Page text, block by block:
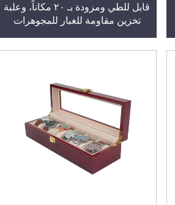
قابل للطي ومزودة بـ ٢٠ مكاناً، وعلبة
تخزين مقاومة للغبار للمجوهرات